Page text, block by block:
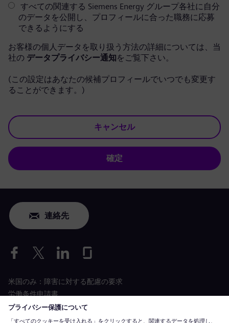
すべての関連する Siemens Energy グループ各社に自分
のデータを公開し、プロフィールに合った職務に応募
できるようにする
お客様の個人データを取り扱う方法の詳細については、当
社の データプライバシー通知をご覧下さい。
(この設定はあなたの候補プロフィールでいつでも変更す
ることができます。)
キャンセル
確定
連絡先
米国のみ：障害に対する配慮の要求
労働条件申請書
siemens-energy.comグローバルウェブサイト